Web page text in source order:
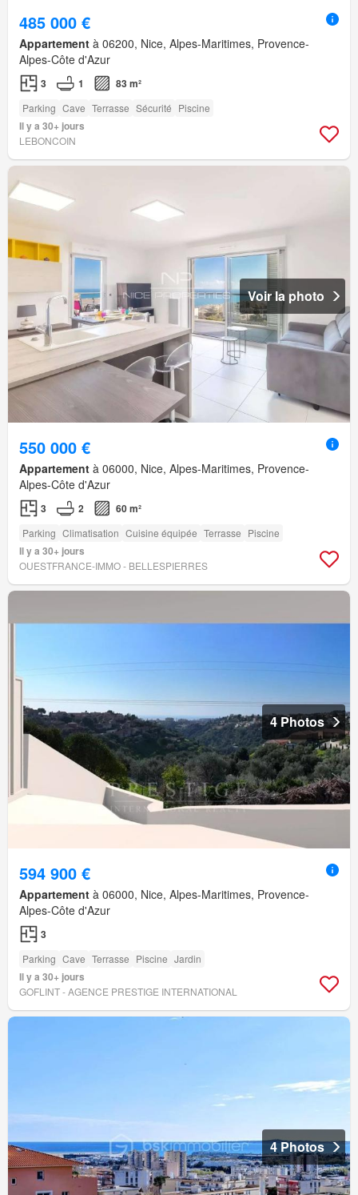
485 000 €
Appartement à 06200, Nice, Alpes-Maritimes, Provence-
Alpes-Côte d'Azur
3 1 83 m²
Parking Cave Terrasse Sécurité Piscine
Il y a 30+ jours
LEBONCOIN
Voir la photo
550 000 €
Appartement à 06000, Nice, Alpes-Maritimes, Provence-
Alpes-Côte d'Azur
3 2 60 m²
Parking Climatisation Cuisine équipée Terrasse Piscine
Il y a 30+ jours
OUESTFRANCE-IMMO - BELLESPIERRES
4 Photos
594 900 €
Appartement à 06000, Nice, Alpes-Maritimes, Provence-
Alpes-Côte d'Azur
3
Parking Cave Terrasse Piscine Jardin
Il y a 30+ jours
GOFLINT - AGENCE PRESTIGE INTERNATIONAL
4 Photos